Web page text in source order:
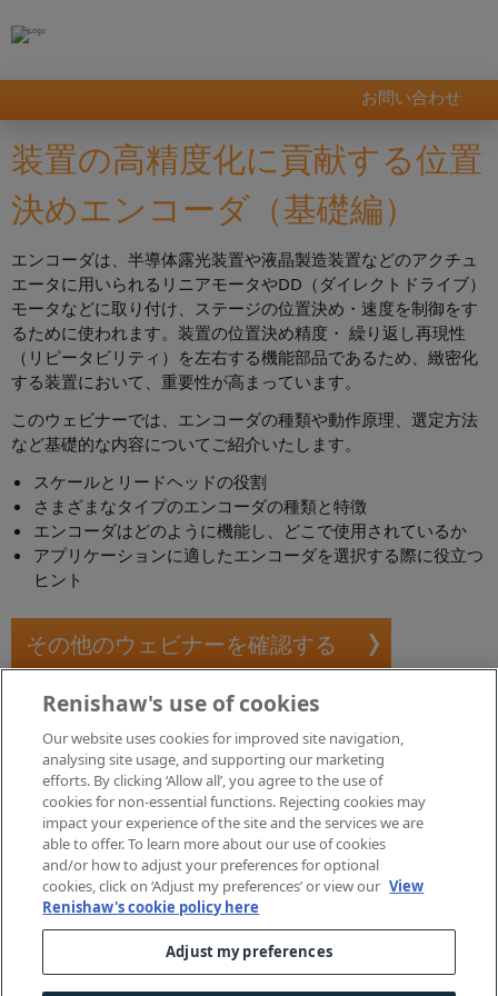
お問い合わせ
装置の高精度化に貢献する位置
決めエンコーダ（基礎編）
エンコーダは、半導体露光装置や液晶製造装置などのアクチュ
エータに用いられるリニアモータやDD（ダイレクトドライブ）
モータなどに取り付け、ステージの位置決め・速度を制御をす
るために使われます。装置の位置決め精度・ 繰り返し再現性
（リピータビリティ）を左右する機能部品であるため、緻密化
する装置において、重要性が高まっています。
このウェビナーでは、エンコーダの種類や動作原理、選定方法
など基礎的な内容についてご紹介いたします。
スケールとリードヘッドの役割
さまざまなタイプのエンコーダの種類と特徴
エンコーダはどのように機能し、どこで使用されているか
アプリケーションに適したエンコーダを選択する際に役立つ
ヒント
その他のウェビナーを確認する
Renishaw's use of cookies
Our website uses cookies for improved site navigation,
analysing site usage, and supporting our marketing
efforts. By clicking ‘Allow all’, you agree to the use of
cookies for non-essential functions. Rejecting cookies may
impact your experience of the site and the services we are
able to offer. To learn more about our use of cookies
and/or how to adjust your preferences for optional
cookies, click on ‘Adjust my preferences’ or view our View
Renishaw's cookie policy here
Adjust my preferences